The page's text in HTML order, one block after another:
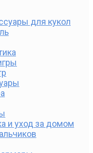
для кукол
и уход за домом